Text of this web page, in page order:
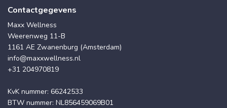
Contactgegevens
Maxx Wellness
Weerenweg 11-B
1161 AE Zwanenburg (Amsterdam)
info@maxxwellness.nl
+31 204970819
KvK nummer: 66242533
BTW nummer: NL856459069B01